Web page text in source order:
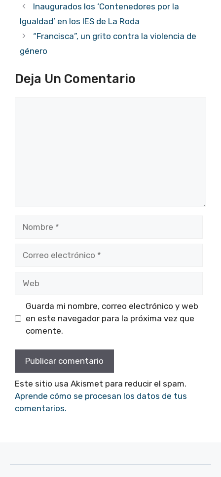
Inaugurados los ‘Contenedores por la
Igualdad’ en los IES de La Roda
“Francisca”, un grito contra la violencia de
género
Deja Un Comentario
electrónico
Guarda mi nombre, correo electrónico y web
en este navegador para la próxima vez que
comente.
Este sitio usa Akismet para reducir el spam.
Aprende cómo se procesan los datos de tus
comentarios.